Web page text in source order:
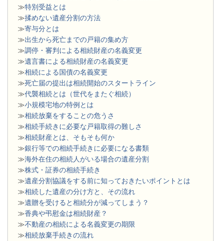
≫特別受益とは
≫揉めない遺産分割の方法
≫寄与分とは
≫出生から死亡までの戸籍の集め方
≫調停・審判による相続財産の名義変更
≫遺言書による相続財産の名義変更
≫相続による国債の名義変更
≫死亡届の提出は相続開始のスタートライン
≫代襲相続とは（世代をまたぐ相続）
≫小規模宅地の特例とは
≫相続放棄をすることの危うさ
≫相続手続きに必要な戸籍取得の難しさ
≫相続財産とは、そもそも何か
≫銀行等での相続手続きに必要になる書類
​≫海外在住の相続人がいる場合の遺産分割
≫株式・証券の相続手続き
≫遺産分割協議をする前に知っておきたいポイントとは
≫相続した遺産の分け方と、その流れ
≫遺贈を受けると相続分が減ってしまう？
≫香典や弔慰金は相続財産？
≫不動産の相続による名義変更の期限
≫相続放棄手続きの流れ